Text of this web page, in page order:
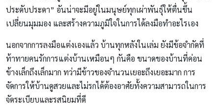
ประดับประดา” อันน่าจะมีอยู่ในมนุษย์ทุกเผ่าพันธุ์ให้ตื่นขึ้น
เปลี่ยนมุมมอง และสร้างความภูมิใจในการได้ลงมือทำอะไรเอง
นอกจากการลงมือแต่งเองแล้ว บ้านทุกหลังในเล่ม ยังมีข้อจำกัดที่
ท้าทายคนรักการแต่งบ้านเหมือนๆ กันคือ ขนาดของบ้านที่ค่อน
ข้างเล็กถึงเล็กมาก ทว่ามีข้าวของจำนวนเยอะถึงเยอะมาก การ
จัดการให้บ้านดูสวยและไม่รกได้ต้องอาศัยทั้งความสามารถในการ
จัดระเบียบและรสนิยมที่ดี